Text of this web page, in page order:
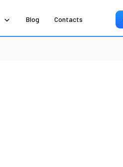
Blog Contacts